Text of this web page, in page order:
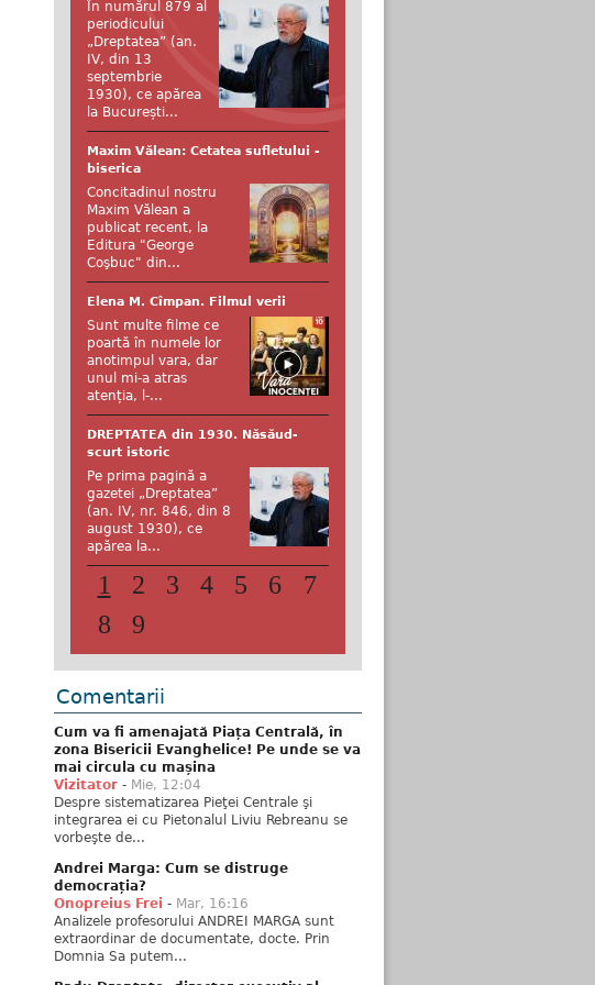
În numărul 879 al
periodicului
„Dreptatea” (an.
IV, din 13
septembrie
1930), ce apărea
la București...
Maxim Vălean: Cetatea sufletului -
biserica
Concitadinul nostru
Maxim Vălean a
publicat recent, la
Editura "George
Coşbuc" din...
Elena M. Cîmpan. Filmul verii
Sunt multe filme ce
poartă în numele lor
anotimpul vara, dar
unul mi-a atras
atenția, l-...
DREPTATEA din 1930. Năsăud-
scurt istoric
Pe prima pagină a
gazetei „Dreptatea”
(an. IV, nr. 846, din 8
august 1930), ce
apărea la...
1 2 3 4 5 6
7
8
9
Comentarii
Cum va fi amenajată Piața Centrală, în
zona Bisericii Evanghelice! Pe unde se va
mai circula cu mașina
Vizitator - Mie, 12:04
Despre sistematizarea Pieţei Centrale şi
integrarea ei cu Pietonalul Liviu Rebreanu se
vorbeşte de...
Andrei Marga: Cum se distruge
democrația?
Onopreius Frei - Mar, 16:16
Analizele profesorului ANDREI MARGA sunt
extraordinar de documentate, docte. Prin
Domnia Sa putem...